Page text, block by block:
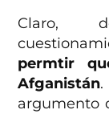
Claro,
permtir
Afganistán
argumento